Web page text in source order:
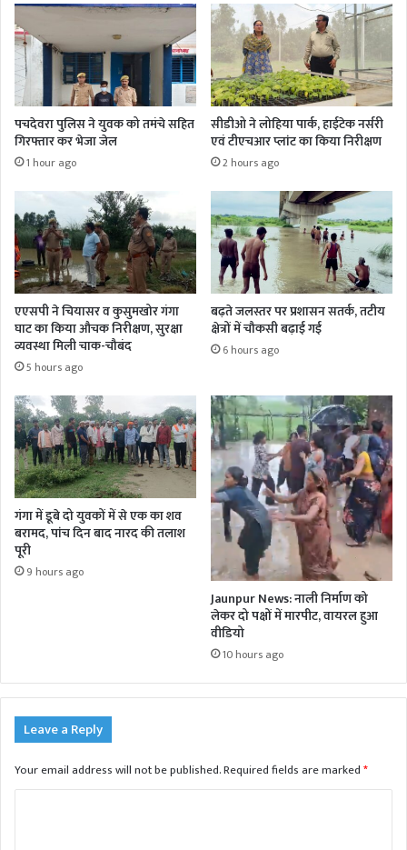
पचदेवरा पुलिस ने युवक को तमंचे सहित
गिरफ्तार कर भेजा जेल
1 hour ago
सीडीओ ने लोहिया पार्क, हाईटेक नर्सरी
एवं टीएचआर प्लांट का किया निरीक्षण
2 hours ago
एएसपी ने चियासर व कुसुमखोर गंगा
घाट का किया औचक निरीक्षण, सुरक्षा
व्यवस्था मिली चाक-चौबंद
5 hours ago
बढ़ते जलस्तर पर प्रशासन सतर्क, तटीय
क्षेत्रों में चौकसी बढ़ाई गई
6 hours ago
गंगा में डूबे दो युवकों में से एक का शव
बरामद, पांच दिन बाद नारद की तलाश
पूरी
9 hours ago
Jaunpur News: नाली निर्माण को
लेकर दो पक्षों में मारपीट, वायरल हुआ
वीडियो
10 hours ago
Leave a Reply
Your email address will not be published.Required fields are marked*